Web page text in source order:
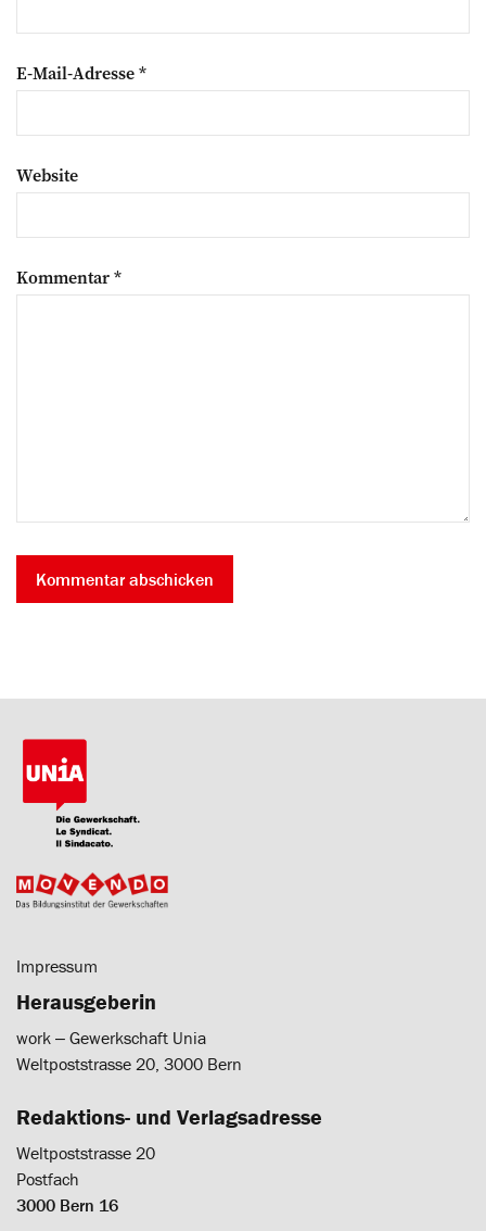
E-Mail-Adresse*
Website
Kommentar*
Impressum
Herausgeberin
work ‒ Gewerkschaft Unia
Weltpoststrasse 20, 3000 Bern
Redaktions- und Verlagsadresse
Weltpoststrasse 20
Postfach
3000 Bern 16